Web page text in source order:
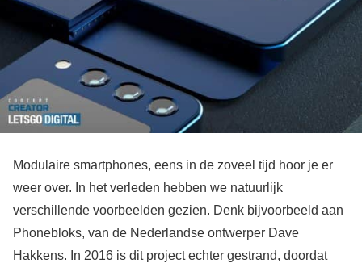
Modulaire smartphones, eens in de zoveel tijd hoor je er
weer over. In het verleden hebben we natuurlijk
verschillende voorbeelden gezien. Denk bijvoorbeeld aan
Phonebloks, van de Nederlandse ontwerper Dave
Hakkens. In 2016 is dit project echter gestrand, doordat